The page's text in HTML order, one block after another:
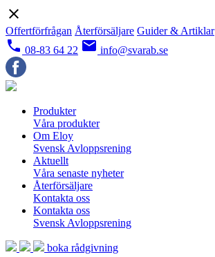
close
Offertförfrågan Återförsäljare Guider & Artiklar
local_phone 08-83 64 22 email info@svarab.se
Produkter
Våra produkter
Om Eloy
Svensk Avloppsrening
Aktuellt
Våra senaste nyheter
Återförsäljare
Kontakta oss
Kontakta oss
Svensk Avloppsrening
boka rådgivning